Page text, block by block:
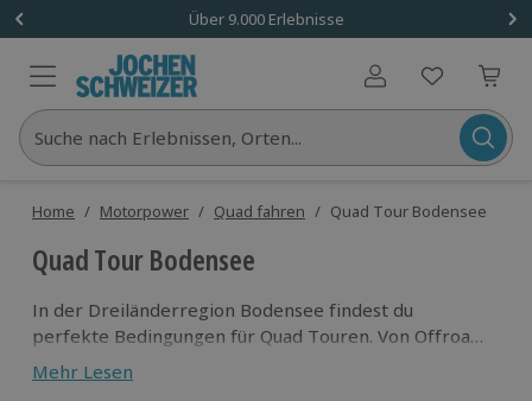
Über 9.000 Erlebnisse
Benutzerkonto
Suche nach Erlebnissen, Orten...
Home / Motorpower / Quad fahren / Quad Tour Bodensee
Quad Tour Bodensee
In der Dreiländerregion Bodensee findest du
perfekte Bedingungen für Quad Touren. Von Offroad
Action bis Schnuppertour für Einsteiger, von
Deutschland bis zu den Schweizer Grenzregionen -
Mehr Lesen